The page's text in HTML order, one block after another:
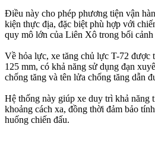
Điều này cho phép phương tiện vận
kiện thực địa, đặc biệt phù hợp với
quy mô lớn của Liên Xô trong bối
Về hỏa lực, xe tăng chủ lực T-72 được
125 mm, có khả năng sử dụng đạn
chống tăng và tên lửa chống tăng dẫn
Hệ thống này giúp xe duy trì khả năng
khoảng cách xa, đồng thời đảm bảo
huống chiến đấu. ​